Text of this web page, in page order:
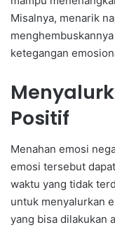
Misalnya, menarik
ketegangan
Positif
Menahan emosi
emosi tersebut
waktu yang tidak
untuk menyalurkan
yang bisa dilakukan